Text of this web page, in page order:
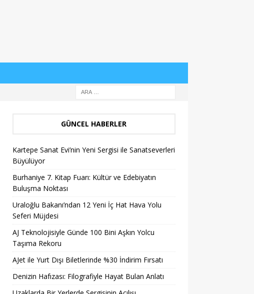
GÜNCEL HABERLER
Kartepe Sanat Evi’nin Yeni Sergisi ile Sanatseverleri
Büyülüyor
Burhaniye 7. Kitap Fuarı: Kültür ve Edebiyatın
Buluşma Noktası
Uraloğlu Bakanı’ndan 12 Yeni İç Hat Hava Yolu
Seferi Müjdesi
AJ Teknolojisiyle Günde 100 Bini Aşkın Yolcu
Taşıma Rekoru
AJet ile Yurt Dışı Biletlerinde %30 İndirim Fırsatı
Denizin Hafızası: Filografiyle Hayat Bulan Anlatı